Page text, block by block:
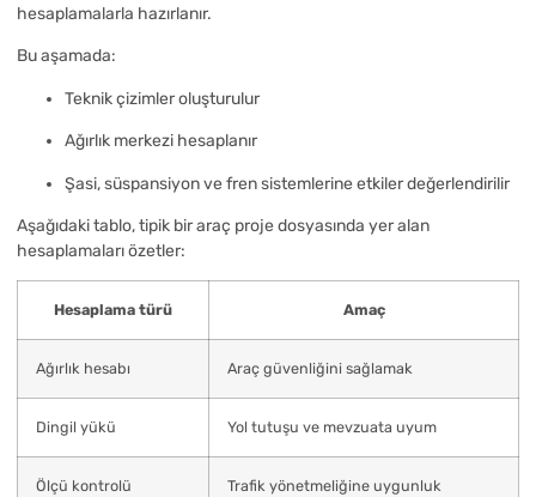
hesaplamalarla hazırlanır.
Bu aşamada:
Teknik çizimler oluşturulur
Ağırlık merkezi hesaplanır
Şasi, süspansiyon ve fren sistemlerine etkiler değerlendirilir
Aşağıdaki tablo, tipik bir araç proje dosyasında yer alan
hesaplamaları özetler:
Hesaplama türü Amaç
Ağırlık hesabı Araç güvenliğini sağlamak
Dingil yükü Yol tutuşu ve mevzuata uyum
Ölçü kontrolü Trafik yönetmeliğine uygunluk